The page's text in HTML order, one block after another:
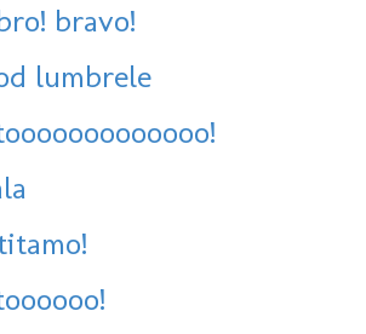
bravo!
lumbrele